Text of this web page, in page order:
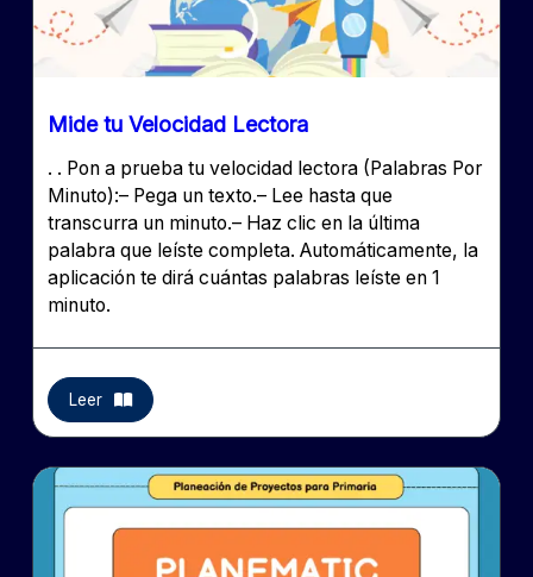
Mide tu Velocidad Lectora
. . Pon a prueba tu velocidad lectora (Palabras Por
Minuto):– Pega un texto.– Lee hasta que
transcurra un minuto.– Haz clic en la última
palabra que leíste completa. Automáticamente, la
aplicación te dirá cuántas palabras leíste en 1
minuto.
Leer